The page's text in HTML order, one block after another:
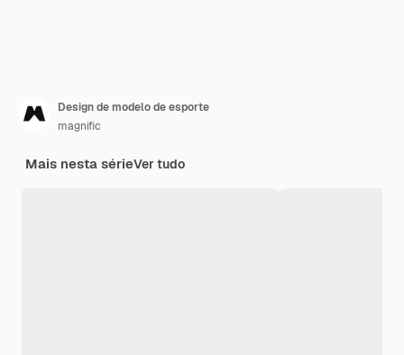
Design de modelo de esporte
magnific
Mais nesta sérieVer tudo